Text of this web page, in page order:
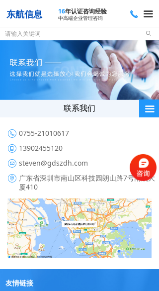
끀
끅
16年认证咨询经验
中高端企业管理咨询
东航信息
ꄙ
0755-21010617
13902455120
steven@gdszdh.com
广东省深圳市南山区科技园朗山路7号南航大
厦410
끀
联系我们
友情链接